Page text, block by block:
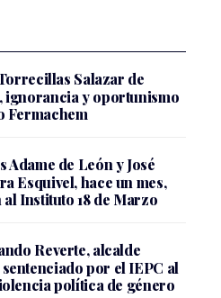
Salazar de
ignorancia y oportunismo
Fermachem
Adame de León y José
Esquivel, hace un mes,
Instituto 18 de Marzo
Reverte, alcalde
por el IEPC al
política de género